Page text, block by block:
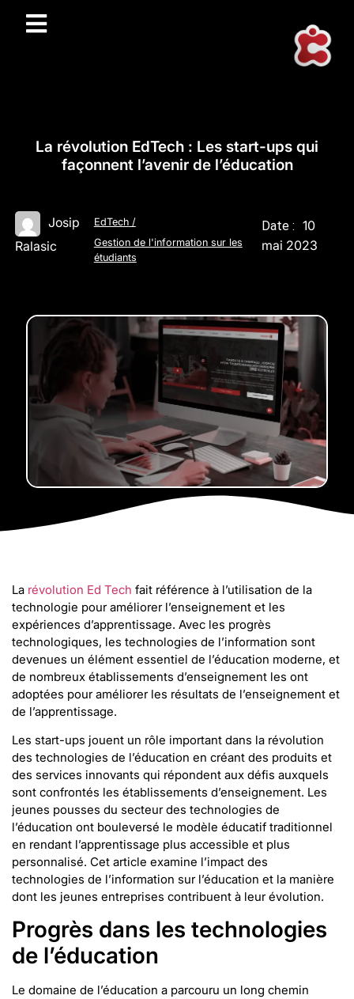
La révolution EdTech : Les start-ups qui
façonnent l’avenir de l’éducation
Josip
Ralasic
EdTech/
Gestion de l'information sur les
étudiants
Date :
10
mai 2023
La révolution Ed Tech fait référence à l’utilisation de la
technologie pour améliorer l’enseignement et les
expériences d’apprentissage. Avec les progrès
technologiques, les technologies de l’information sont
devenues un élément essentiel de l’éducation moderne, et
de nombreux établissements d’enseignement les ont
adoptées pour améliorer les résultats de l’enseignement et
de l’apprentissage.
Les start-ups jouent un rôle important dans la révolution
des technologies de l’éducation en créant des produits et
des services innovants qui répondent aux défis auxquels
sont confrontés les établissements d’enseignement. Les
jeunes pousses du secteur des technologies de
l’éducation ont bouleversé le modèle éducatif traditionnel
en rendant l’apprentissage plus accessible et plus
personnalisé. Cet article examine l’impact des
technologies de l’information sur l’éducation et la manière
dont les jeunes entreprises contribuent à leur évolution.
Progrès dans les technologies
de l’éducation
Le domaine de l’éducation a parcouru un long chemin